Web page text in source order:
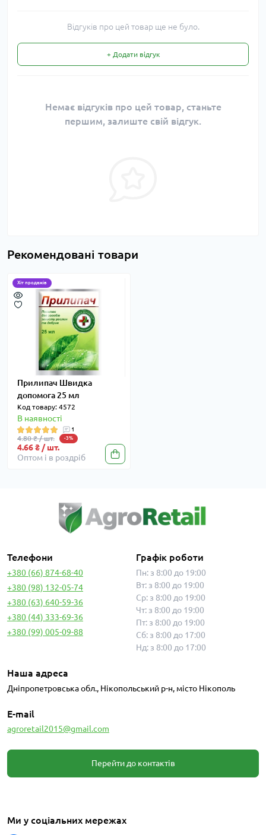
Відгуків про цей товар ще не було.
+ Додати відгук
Немає відгуків про цей товар, станьте
першим, залиште свій відгук.
Рекомендовані товари
Хіт продажів
Прилипач Швидка
допомога 25 мл
Код товару: 4572
В наявності
1
4.80 ₴ / шт. -3%
4.66 ₴ / шт.
Оптом і в роздріб
Телефони
+380 (66) 874-68-40
+380 (98) 132-05-74
+380 (63) 640-59-36
+380 (44) 333-69-36
+380 (99) 005-09-88
Графік роботи
Пн: з 8:00 до 19:00
Вт: з 8:00 до 19:00
Ср: з 8:00 до 19:00
Чт: з 8:00 до 19:00
Пт: з 8:00 до 19:00
Сб: з 8:00 до 17:00
Нд: з 8:00 до 17:00
Наша адреса
Дніпропетровська обл., Нікопольський р-н, місто Нікополь
E-mail
agroretail2015@gmail.com
Перейти до контактів
Ми у соціальних мережах